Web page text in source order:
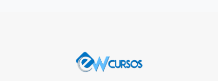
vontade, mesmo não tendo interesse em
solicitar o certificado de todos ou de nenhum.
em contato pelo e-mail:
contato@ewcursos.com.br, para verificar o